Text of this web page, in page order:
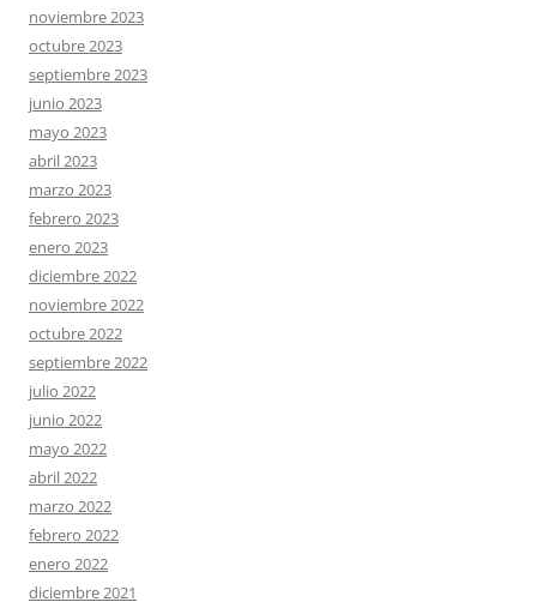
noviembre 2023
octubre 2023
septiembre 2023
junio 2023
mayo 2023
abril 2023
marzo 2023
febrero 2023
enero 2023
diciembre 2022
noviembre 2022
octubre 2022
septiembre 2022
julio 2022
junio 2022
mayo 2022
abril 2022
marzo 2022
febrero 2022
enero 2022
diciembre 2021